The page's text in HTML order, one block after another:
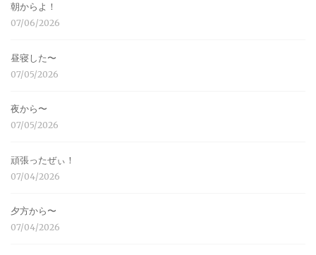
朝からよ！
07/06/2026
昼寝した〜
07/05/2026
夜から〜
07/05/2026
頑張ったぜぃ！
07/04/2026
夕方から〜
07/04/2026